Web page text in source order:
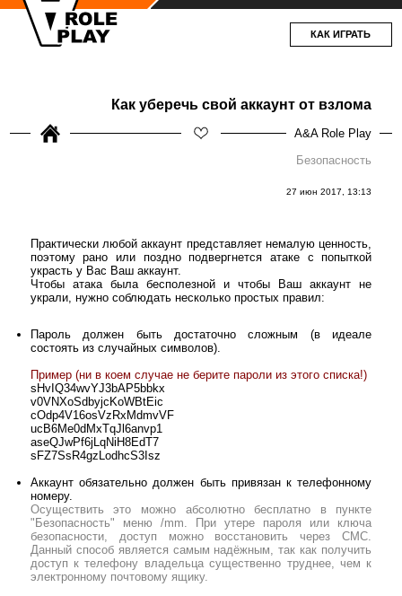
КАК ИГРАТЬ
Как уберечь свой аккаунт от взлома
A&A Role Play
Безопасность
27 июн 2017, 13:13
Практически любой аккаунт представляет немалую ценность,
поэтому рано или поздно подвергнется атаке с попыткой
украсть у Вас Ваш аккаунт.
Чтобы атака была бесполезной и чтобы Ваш аккаунт не
украли, нужно соблюдать несколько простых правил:
Пароль должен быть достаточно сложным (в идеале
состоять из случайных символов).
Пример (ни в коем случае не берите пароли из этого списка!)
sHvIQ34wvYJ3bAP5bbkx
v0VNXoSdbyjcKoWBtEic
cOdp4V16osVzRxMdmvVF
ucB6Me0dMxTqJl6anvp1
aseQJwPf6jLqNiH8EdT7
sFZ7SsR4gzLodhcS3Isz
Аккаунт обязательно должен быть привязан к телефонному
номеру.
Осуществить это можно абсолютно бесплатно в пункте
"Безопасность" меню /mm. При утере пароля или ключа
безопасности, доступ можно восстановить через СМС.
Данный способ является самым надёжным, так как получить
доступ к телефону владельца существенно труднее, чем к
электронному почтовому ящику.